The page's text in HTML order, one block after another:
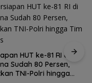
HUT ke-81 RI di
Sudah 80 Persen,
TNI-Polri hingga